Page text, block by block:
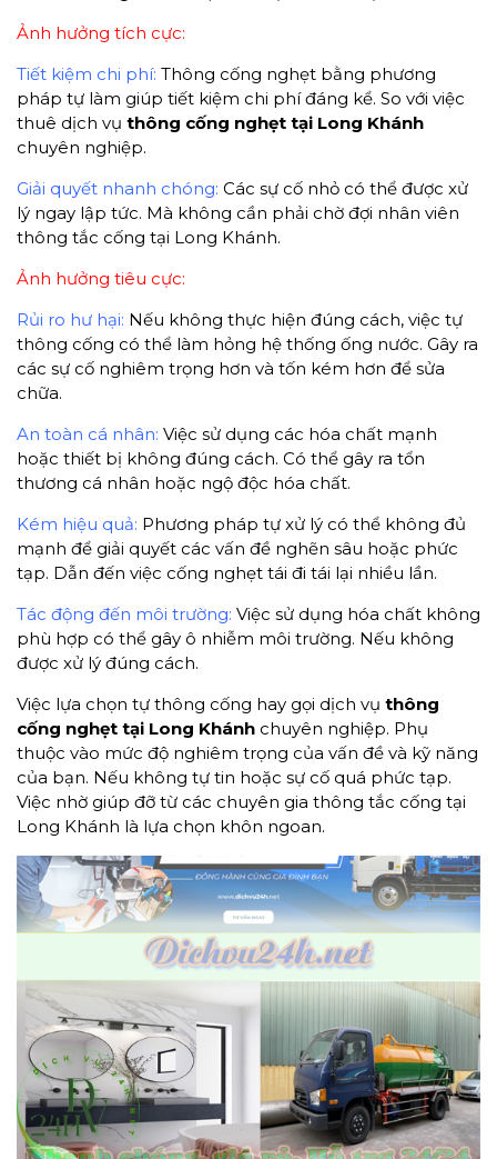
Ảnh hưởng tích cực:
Tiết kiệm chi phí: Thông cống nghẹt bằng phương
pháp tự làm giúp tiết kiệm chi phí đáng kể. So với việc
thuê dịch vụ thông cống nghẹt tại Long Khánh
chuyên nghiệp.
Giải quyết nhanh chóng: Các sự cố nhỏ có thể được xử
lý ngay lập tức. Mà không cần phải chờ đợi nhân viên
thông tắc cống tại Long Khánh.
Ảnh hưởng tiêu cực:
Rủi ro hư hại: Nếu không thực hiện đúng cách, việc tự
thông cống có thể làm hỏng hệ thống ống nước. Gây ra
các sự cố nghiêm trọng hơn và tốn kém hơn để sửa
chữa.
An toàn cá nhân: Việc sử dụng các hóa chất mạnh
hoặc thiết bị không đúng cách. Có thể gây ra tổn
thương cá nhân hoặc ngộ độc hóa chất.
Kém hiệu quả: Phương pháp tự xử lý có thể không đủ
mạnh để giải quyết các vấn đề nghẽn sâu hoặc phức
tạp. Dẫn đến việc cống nghẹt tái đi tái lại nhiều lần.
Tác động đến môi trường: Việc sử dụng hóa chất không
phù hợp có thể gây ô nhiễm môi trường. Nếu không
được xử lý đúng cách.
Việc lựa chọn tự thông cống hay gọi dịch vụ thông
cống nghẹt tại Long Khánh chuyên nghiệp. Phụ
thuộc vào mức độ nghiêm trọng của vấn đề và kỹ năng
của bạn. Nếu không tự tin hoặc sự cố quá phức tạp.
Việc nhờ giúp đỡ từ các chuyên gia thông tắc cống tại
Long Khánh là lựa chọn khôn ngoan.